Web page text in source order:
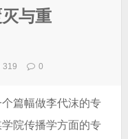
与重
319 0
篇幅做李代沫的专
院传播学方面的专